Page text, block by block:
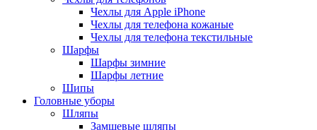
Чехлы для Apple iPhone
Чехлы для телефона кожаные
Чехлы для телефона текстильные
Шарфы
Шарфы зимние
Шарфы летние
Шипы
Головные уборы
Шляпы
Замшевые шляпы